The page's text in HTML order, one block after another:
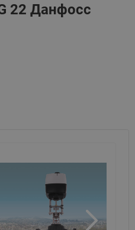
22 Данфосс